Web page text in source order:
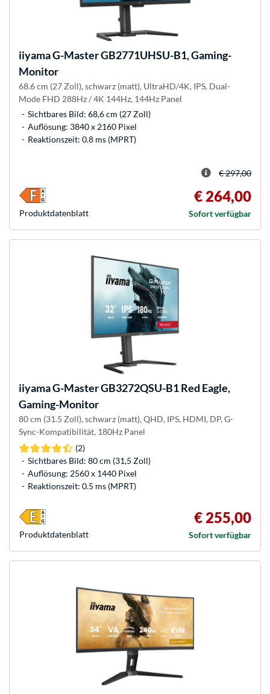
iiyamaG-Master GB2771UHSU-B1, Gaming-
Monitor
68.6 cm (27 Zoll), schwarz (matt), UltraHD/4K, IPS, Dual-
Mode FHD 288Hz / 4K 144Hz, 144Hz Panel
Sichtbares Bild: 68,6 cm (27 Zoll)
Auflösung: 3840 x 2160 Pixel
Reaktionszeit: 0.8 ms (MPRT)
€ 297,00
€ 264,00
Sofort verfügbar
Produkt­datenblatt
iiyamaG-Master GB3272QSU-B1 Red Eagle,
Gaming-Monitor
80 cm (31.5 Zoll), schwarz (matt), QHD, IPS, HDMI, DP, G-
Sync-Kompatibilität, 180Hz Panel
(2)
Sichtbares Bild: 80 cm (31,5 Zoll)
Auflösung: 2560 x 1440 Pixel
Reaktionszeit: 0.5 ms (MPRT)
€ 255,00
Sofort verfügbar
Produkt­datenblatt